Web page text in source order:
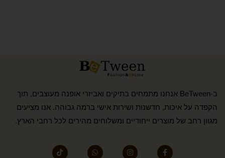
ב-BeTween אנחנו מתמחים בתיקים ואביזרי אופנה מעוצבים, תוך
הקפדה על איכות, חדשנות ושירות אישי ברמה גבוהה. אנו מציעים
מגוון רחב של מוצרים ייחודיים ומשלוחים מהירים לכל רחבי הארץ.